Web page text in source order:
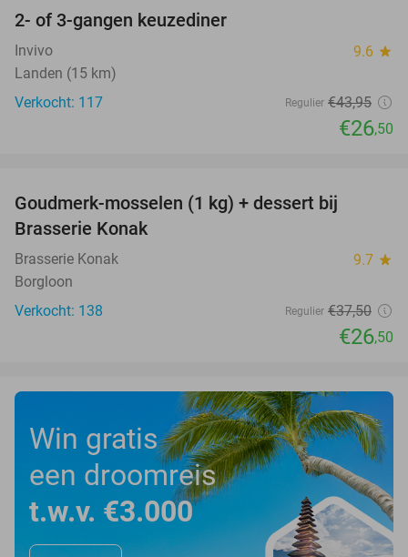
2- of 3-gangen keuzediner
Invivo 9.6 star
Landen (15 km)
Verkocht: 117
Regulier €43,95
€26,50
Goudmerk-mosselen (1 kg) + dessert bij
Brasserie Konak
Brasserie Konak 9.7 star
Borgloon
Verkocht: 138
Regulier €37,50
€26,50
Win gratis
een droomreis
t.w.v. €3.000